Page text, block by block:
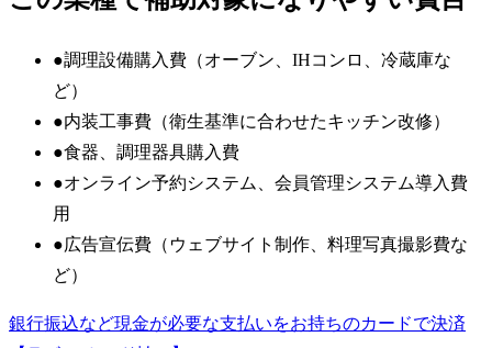
●調理設備購入費（オーブン、IHコンロ、冷蔵庫な
ど）
●内装工事費（衛生基準に合わせたキッチン改修）
●食器、調理器具購入費
●オンライン予約システム、会員管理システム導入費
用
●広告宣伝費（ウェブサイト制作、料理写真撮影費な
ど）
銀行振込など現金が必要な支払いをお持ちのカードで決済